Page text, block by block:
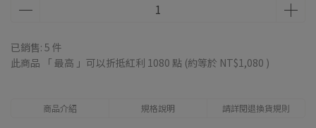
已銷售: 5 件
此商品 「 最高 」可以折抵紅利 1080 點 (約等於 NT$1,080 )
商品介紹 規格說明 請詳閱退換貨規則